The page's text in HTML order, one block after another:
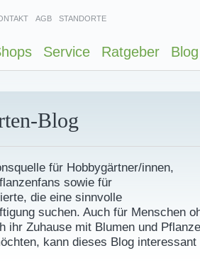
AGB STANDORTE
Service Ratgeber Blog
Blog
für Hobbygärtner/innen,
sowie für
die eine sinnvolle
suchen. Auch für Menschen
ihr Zuhause mit Blumen und
kann dieses Blog interessant